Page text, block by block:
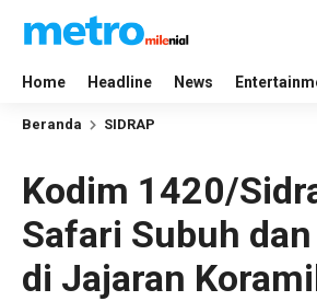
Home Headline News
Beranda SIDRAP
Kodim 1420/
Safari Subuh
di Jajaran